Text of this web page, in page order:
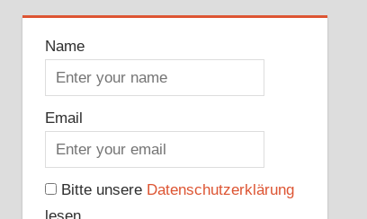
Name
Email
Bitte unsere Datenschutzerklärung